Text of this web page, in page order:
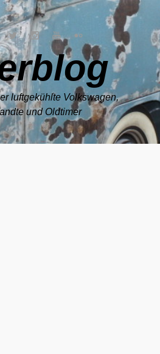
luftgekühlte Volkswagen,
und Oldtimer